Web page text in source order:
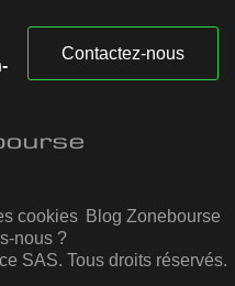
Contactez-nous
cookies Blog Zonebourse
nous ?
SAS. Tous droits réservés.